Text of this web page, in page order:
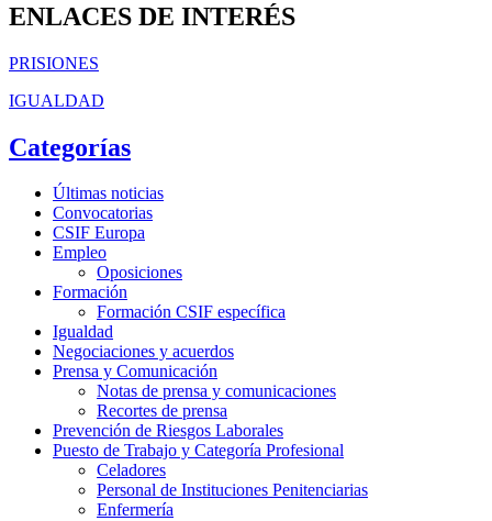
ENLACES DE INTERÉS
PRISIONES
IGUALDAD
Categorías
Últimas noticias
Convocatorias
CSIF Europa
Empleo
Oposiciones
Formación
Formación CSIF específica
Igualdad
Negociaciones y acuerdos
Prensa y Comunicación
Notas de prensa y comunicaciones
Recortes de prensa
Prevención de Riesgos Laborales
Puesto de Trabajo y Categoría Profesional
Celadores
Personal de Instituciones Penitenciarias
Enfermería